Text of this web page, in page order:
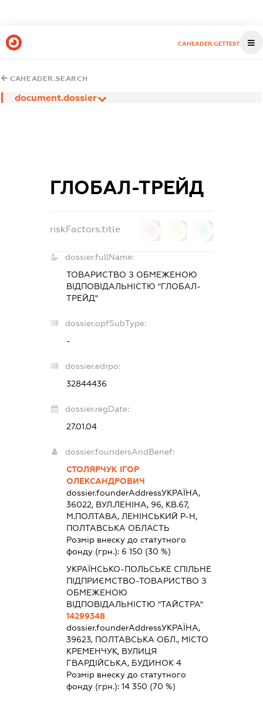
CAHEADER.GETTEST
CAHEADER.SEARCH
document.dossier
ГЛОБАЛ-ТРЕЙД
riskFactors.title
dossier.fullName:
ТОВАРИСТВО З ОБМЕЖЕНОЮ
ВІДПОВІДАЛЬНІСТЮ "ГЛОБАЛ-
ТРЕЙД"
dossier.opfSubType:
-
dossier.edrpo:
32844436
dossier.regDate:
27.01.04
dossier.foundersAndBenef:
СТОЛЯРЧУК ІГОР
ОЛЕКСАНДРОВИЧ
dossier.founderAddressУКРАЇНА,
36022, ВУЛ.ЛЕНІНА, 96, КВ.67,
М.ПОЛТАВА, ЛЕНІНСЬКИЙ Р-Н,
ПОЛТАВСЬКА ОБЛАСТЬ
Розмір внеску до статутного
фонду (грн.): 6 150 (30 %)
УКРАЇНСЬКО-ПОЛЬСЬКЕ СПІЛЬНЕ
ПІДПРИЄМСТВО-ТОВАРИСТВО З
ОБМЕЖЕНОЮ
ВІДПОВІДАЛЬНІСТЮ "ТАЙСТРА"
14299348
dossier.founderAddressУКРАЇНА,
39623, ПОЛТАВСЬКА ОБЛ., МІСТО
КРЕМЕНЧУК, ВУЛИЦЯ
ГВАРДІЙСЬКА, БУДИНОК 4
Розмір внеску до статутного
фонду (грн.): 14 350 (70 %)